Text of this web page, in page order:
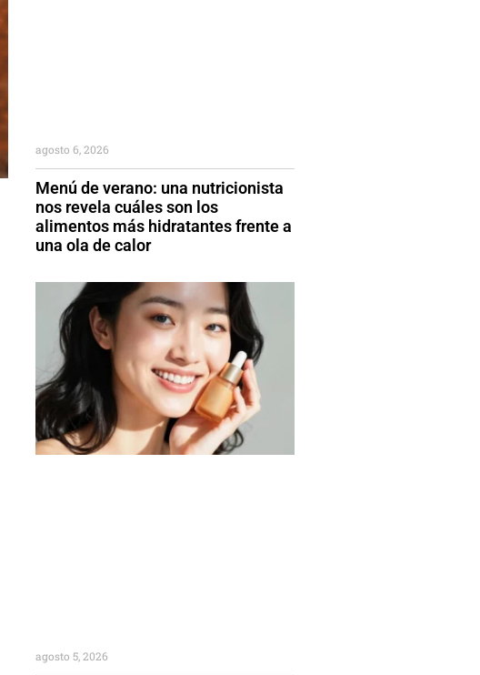
Menú de verano: una nutricionista
nos revela cuáles son los
alimentos más hidratantes frente a
una ola de calor
agosto 6, 2026
agosto 5, 2026